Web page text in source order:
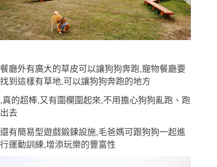
餐廳外有廣大的草皮可以讓狗狗奔跑,寵物餐廳要
找到這樣有草地,可以讓狗狗奔跑的地方
,真的超棒,又有圍欄圍起來,不用擔心狗狗亂跑、跑
出去
還有簡易型遊戲鍛鍊設施,毛爸媽可跟狗狗一起進
行運動訓練,增添玩樂的豐富性